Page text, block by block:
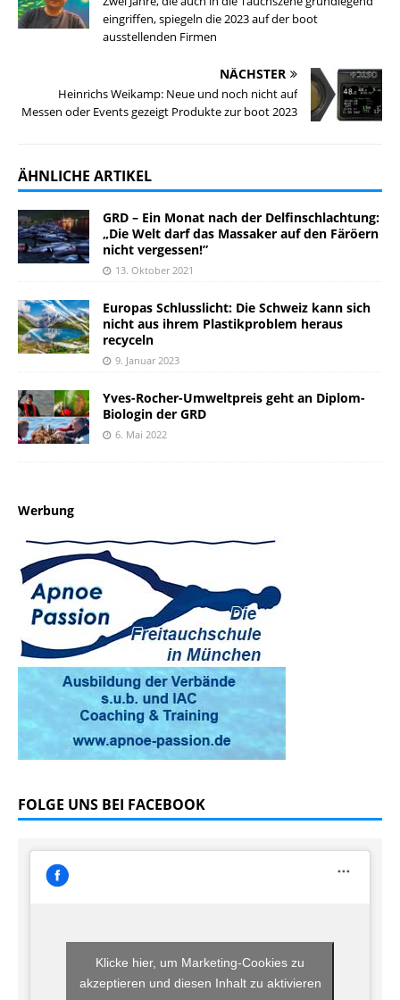
eingriffen, spiegeln die 2023 auf der boot
ausstellenden Firmen
NÄCHSTER
Heinrichs Weikamp: Neue und noch nicht auf
Messen oder Events gezeigt Produkte zur boot 2023
ÄHNLICHE ARTIKEL
GRD – Ein Monat nach der Delfinschlachtung:
„Die Welt darf das Massaker auf den Färöern
nicht vergessen!”
13. Oktober 2021
Europas Schlusslicht: Die Schweiz kann sich
nicht aus ihrem Plastikproblem heraus
recyceln
9. Januar 2023
Yves-Rocher-Umweltpreis geht an Diplom-
Biologin der GRD
6. Mai 2022
Werbung
FOLGE UNS BEI FACEBOOK
Klicke hier, um Marketing-Cookies zu
akzeptieren und diesen Inhalt zu aktivieren